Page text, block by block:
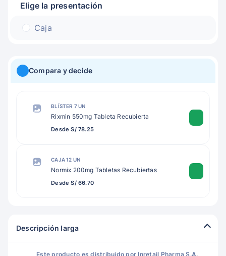
Elige la presentación
Caja
Compara y decide
BLÍSTER 7 UN
Rixmin 550mg Tableta Recubierta
Desde S/ 78.25
CAJA 12 UN
Normix 200mg Tabletas Recubiertas
Desde S/ 66.70
Descripción larga
Este producto es distribuido por Inretail Pharma S.A.